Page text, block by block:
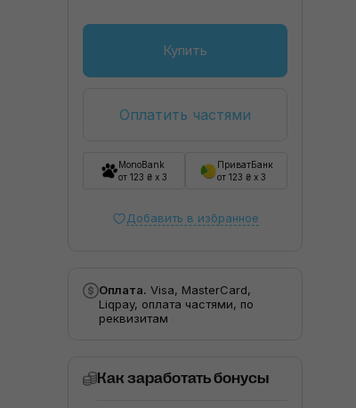
Купить
Оплатить частями
MonoBank
от 123 ₴ x 3
ПриватБанк
от 123 ₴ x 3
Добавить в избранное
Оплата. Visa, MasterCard,
Liqpay, оплата частями, по
реквизитам
Как заработать бонусы